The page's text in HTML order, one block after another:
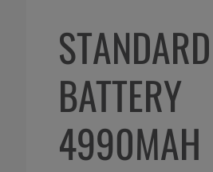
STANDARD
BATTERY
4990MAH